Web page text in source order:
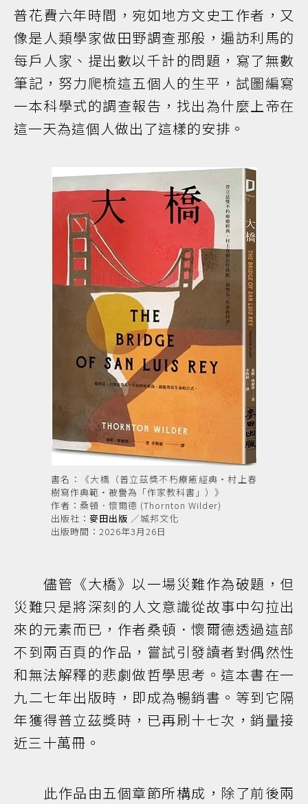
普花費六年時間，宛如地方文史工作者，又
像是人類學家做田野調查那般，遍訪利馬的
每戶人家、提出數以千計的問題，寫了無數
筆記，努力爬梳這五個人的生平，試圖編寫
一本科學式的調查報告，找出為什麼上帝在
這一天為這個人做出了這樣的安排。
書名：《大橋（普立茲獎不朽療癒經典‧村上春
樹寫作典範‧被譽為「作家教科書」）》
作者：桑頓．懷爾德 (Thornton Wilder)
出版社： 麥田出版 ／城邦文化
出版時間：2026年3月26日
儘管《大橋》以一場災難作為破題，但
災難只是將深刻的人文意識從故事中勾拉出
來的元素而已，作者桑頓．懷爾德透過這部
不到兩百頁的作品，嘗試引發讀者對偶然性
和無法解釋的悲劇做哲學思考。這本書在一
九二七年出版時，即成為暢銷書。等到它隔
年獲得普立茲獎時，已再刷十七次，銷量接
近三十萬冊。
此作品由五個章節所構成，除了前後兩